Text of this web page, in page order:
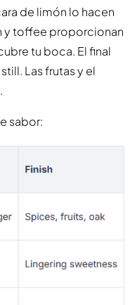
de limón lo hacen
y toffee proporcionan
tu boca. El final
Las frutas y el
sabor: